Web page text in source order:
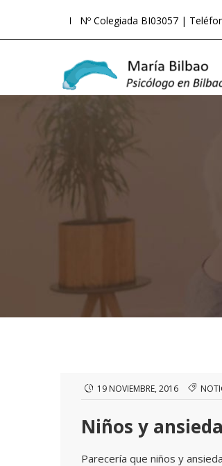
Nº Colegiada BI03057 |
19 NOVIEMBRE, 2016
Niños y
Parecería que niños y